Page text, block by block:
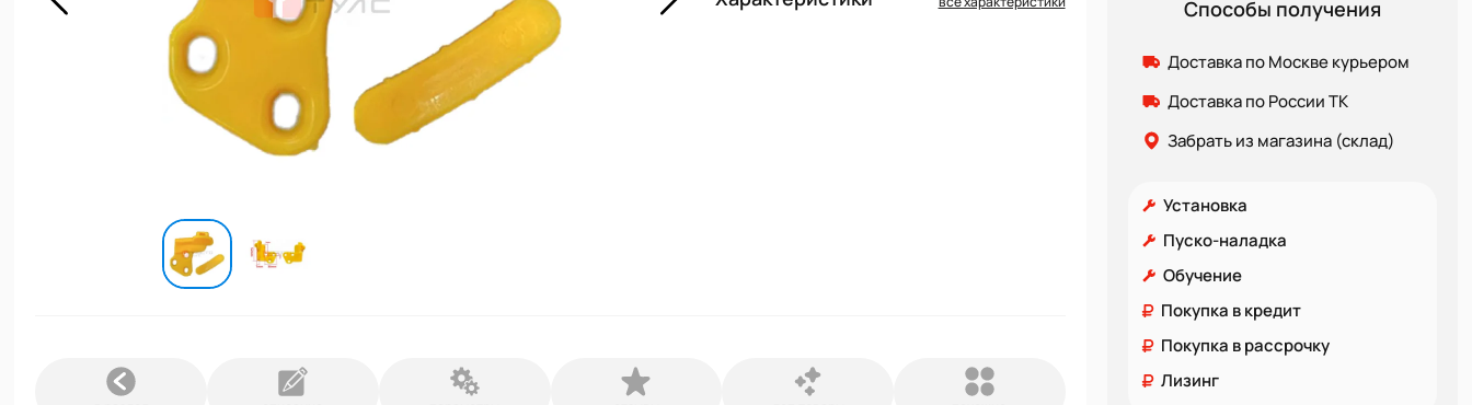
Способы получения
Доставка по Москве курьером
Доставка по России ТК
Забрать из магазина (склад)
Установка
Пуско-наладка
Обучение
Покупка в кредит
Покупка в рассрочку
Лизинг